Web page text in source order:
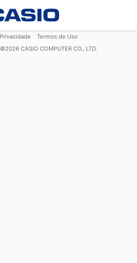
Termos de Uso
©2026 CASIO COMPUTER CO., LTD.